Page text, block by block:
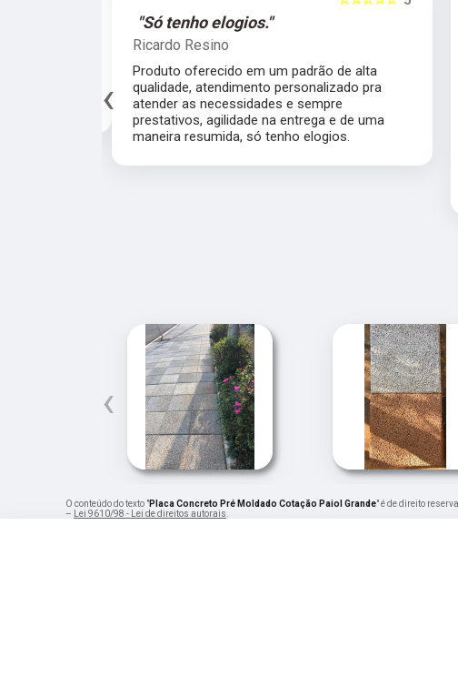
oferecido em um padrão de alta
atendimento personalizado pra
as necessidades e sempre prestativos,
na entrega e de uma maneira resumida,
"Atendem nossa
Um diferencial raro
atenção total no
presencial ou
que atendem nossa
clientes e trazendo
agradeço pois ficou
calçada de casa com
‹
‹
O conteúdo do texto "Placa Concreto Pré Moldado Cotação Paiol Grande" é de direito
– Lei 9610/98 - Lei de direitos autorais.